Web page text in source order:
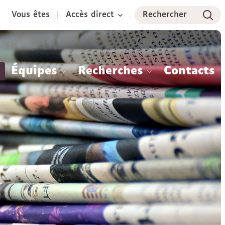
Vous êtes Accès direct Rechercher
Équipes Recherches Contacts